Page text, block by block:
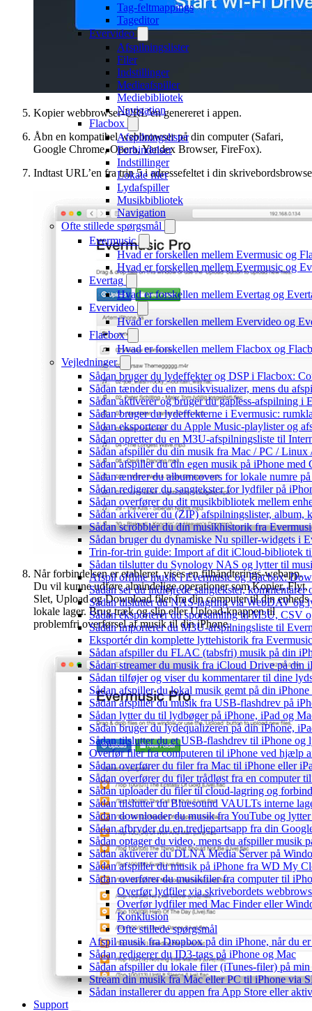
Tag-feltmappings
Tageditor
Evervideo
Afspilningslister
Filer
Indstillinger
Medieafspiller
Mediebibliotek
Navigation
Flacbox
Afspilningslister
Forbindelser
Indstillinger
Lokale filer
Lydafspiller
Musikbibliotek
Navigation
Ofte stillede spørgsmål
Evermusic
Hvad er forskellen mellem Evermusic og
Hvad er forskellen mellem Evermusic og
Evertag
Hvad er forskellen mellem Evertag og
Evervideo
Hvad er forskellen mellem Evervideo og
Flacbox
Hvad er forskellen mellem Flacbox og
Vejledninger
Sådan bruger du lydeffekter og DSP i Flacbox:
Sådan tænder du en musikvisualizer, mens du
Sådan aktiverer og bruger du gapless-afspilning i
Sådan bruger du lydeffekterne i Evermusic:
Sådan eksporterer du Apple Music-playlister og
Sådan opretter du en M3U-afspilningsliste til
Sådan afspiller du din musik fra Mac / PC /
Sådan afspiller du din egen musik på iPhone med
Sådan ændrer du albumcovers for lokale numre
Sådan redigerer du sangtekster for lydfiler på
Sådan overfører du dit musikbibliotek mellem
Sådan arkiverer du (ZIP) afspilningslister, album,
Sådan scrobbler du din musikhistorik fra
Sådan bruger du dynamiske Nu spiller-widgets i
Trin-for-trin guide: Import af dit iCloud-bibliotek
Sådan tilslutter du Synology NAS og lytter til
Afspil offline musik i Evermusic og Flacbox:
Sådan ser du indlejrede sangtekster,
Sådan tilslutter du NAS-lagring via WebDAV og
Sådan eksporterer du sporsamling til M3U, CSV
Sådan importerer du M3U-afspilningsliste til
Eksportér din komplette lyttehistorik fra
Sådan afspiller du FLAC (tabsfri) musik på din
Sådan streamer du musik fra iCloud Drive på din
Sådan tilføjer og viser du kommentarer til dine
Sådan afspiller du lokal musik gemt på din
Sådan afspiller du musik fra USB-flashdrev på
Sådan lytter du til lydbøger på iPhone, iPad og
Sådan bruger du lydequalizeren på din iPhone,
Sådan tilslutter du et USB-flashdrev til iPhone
Overfør filer fra computeren til iPhone ved hjælp
Sådan overfører du filer fra Mac til iPhone eller
Sådan overfører du filer trådløst fra en computer
Sådan uploader du filer til cloud-lagring og
Sådan tilslutter du Bluesound VAULTs interne
Sådan downloader du musik fra YouTube og
Sådan afbryder du en tredjepartsapp fra din
Sådan optager du video, mens du afspiller musik
Sådan aktiverer du DLNA Media Server på
Sådan afspiller du musik på iPhone fra WD My
Sådan overfører du musikfiler fra computer til
Overfør lydfiler via skrivebordets
Overfør lydfiler med Mac Finder eller
Konklusion
Ofte stillede spørgsmål
Afspil musik fra Dropbox på din iPhone, når du
Sådan redigerer du ID3-tags på iPhone og Mac
Sådan afspiller du lokale filer (iTunes-filer) på min
Stream din musik fra Mac eller PC til iPhone via
Sådan installerer du appen fra App Store eller
Support
Kopier webbrowser-URL’en genereret i appen.
Åbn en kompatibel webbrowser på din computer (Safari,
Google Chrome, Opera, Yandex Browser, FireFox).
Indtast URL’en fra trin 5 i adressefeltet i din
Når forbindelsen er etableret, vises en filhåndterings-webapp.
Du vil kunne udføre almindelige operationer som Kopier, Flyt,
Slet, Upload og Download filer fra din computer til din enheds
lokale lager. Brug træk og slip eller Upload-knappen til
problemfri overførsel af musik til din iPhone.